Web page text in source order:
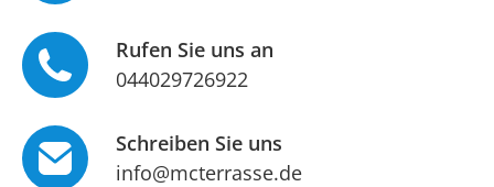
Rufen Sie uns an
044029726922
Schreiben Sie uns
info@mcterrasse.de